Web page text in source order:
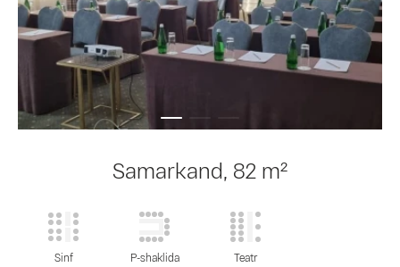
Samarkand, 82 m²
Sinf
P-shaklida
Teatr